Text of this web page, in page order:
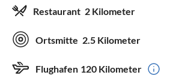
Restaurant 2 Kilometer
Ortsmitte 2.5 Kilometer
Flughafen 120 Kilometer